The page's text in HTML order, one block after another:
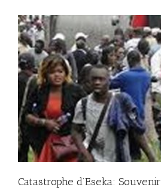
Catastrophe d’Eseka: